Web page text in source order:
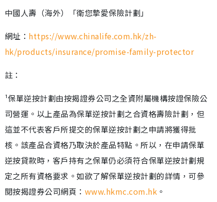
中國人壽（海外）「衛您摯愛保險計劃」
網址： https://www.chinalife.com.hk/zh-
hk/products/insurance/promise-family-protector
註：
¹保單逆按計劃由按揭證券公司之全資附屬機構按證保險公
司營運。以上產品為保單逆按計劃之合資格壽險計劃，但
這並不代表客戶所提交的保單逆按計劃之申請將獲得批
核。該產品合資格乃取決於產品特點。所以，在申請保單
逆按貸款時，客戶持有之保單仍必須符合保單逆按計劃規
定之所有資格要求。如欲了解保單逆按計劃的詳情，可參
閱按揭證券公司網頁： www.hkmc.com.hk 。